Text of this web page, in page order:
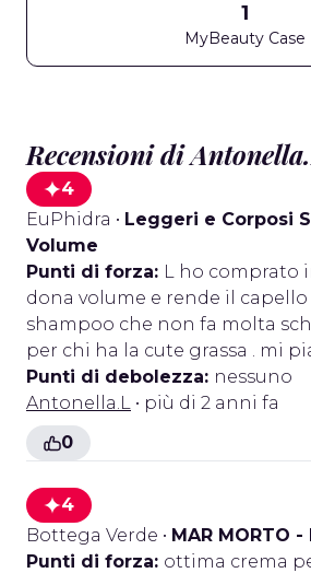
1
MyBeauty Case
Recensioni di
4
EuPhidra • Leggeri e Corposi
Volume
Punti di forza: L ho comprato
dona volume e rende il capello
shampoo che non fa molta
per chi ha la cute grassa . mi
Punti di debolezza: nessuno
Antonella.L • più di 2 anni fa
0
4
Bottega Verde • MAR MORTO
Punti di forza: ottima crema